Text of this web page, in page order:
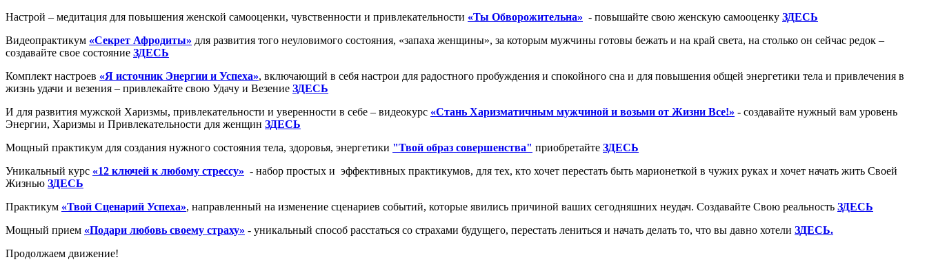
Настрой – медитация для повышения женской самооценки, чувственности и привлекательности «Ты Обворожительна» - повышайте свою женскую самооценку ЗДЕСЬ
Видеопрактикум «Секрет Афродиты» для развития того неуловимого состояния, «запаха женщины», за которым мужчины готовы бежать и на край света, на столько он сейчас редок –
создавайте свое состояние ЗДЕСЬ
Комплект настроев «Я источник Энергии и Успеха», включающий в себя настрои для радостного пробуждения и спокойного сна и для повышения общей энергетики тела и привлечения в
жизнь удачи и везения – привлекайте свою Удачу и Везение ЗДЕСЬ
И для развития мужской Харизмы, привлекательности и уверенности в себе – видеокурс «Стань Харизматичным мужчиной и возьми от Жизни Все!» - создавайте нужный вам уровень
Энергии, Харизмы и Привлекательности для женщин ЗДЕСЬ
Мощный практикум для создания нужного состояния тела, здоровья, энергетики "Твой образ совершенства" приобретайте ЗДЕСЬ
Уникальный курс «12 ключей к любому стрессу» - набор простых и эффективных практикумов, для тех, кто хочет перестать быть марионеткой в чужих руках и хочет начать жить Своей
Жизнью ЗДЕСЬ
Практикум «Твой Сценарий Успеха», направленный на изменение сценариев событий, которые явились причиной ваших сегодняшних неудач. Создавайте Свою реальность ЗДЕСЬ
Мощный прием «Подари любовь своему страху» - уникальный способ расстаться со страхами будущего, перестать лениться и начать делать то, что вы давно хотели ЗДЕСЬ.
Продолжаем движение!